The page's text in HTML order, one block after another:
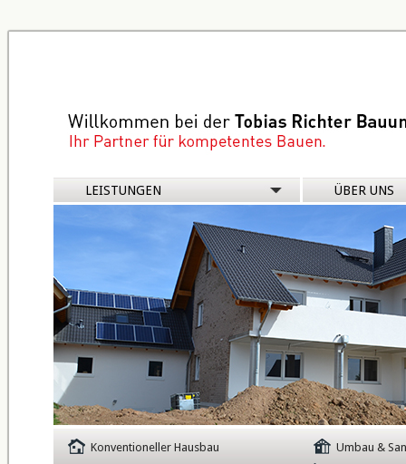
Navigation
überspringen
LEISTUNGEN ÜBER UNS
Konventioneller Hausbau
Umbau &